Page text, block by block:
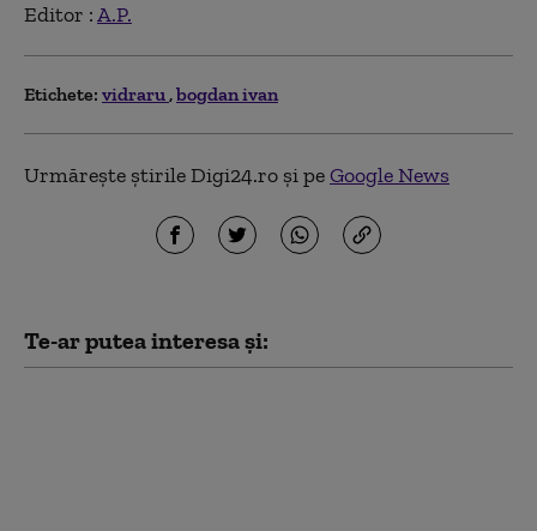
Editor :A.P.
Etichete: vidraru bogdan ivan
Urmărește știrile Digi24.ro și peGoogle News
Te-ar putea interesa și: